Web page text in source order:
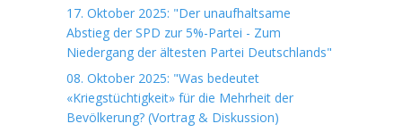
17. Oktober 2025: "Der unaufhaltsame
Abstieg der SPD zur 5%-Partei - Zum
Niedergang der ältesten Partei Deutschlands"
08. Oktober 2025: "Was bedeutet
«Kriegstüchtigkeit» für die Mehrheit der
Bevölkerung? (Vortrag & Diskussion)